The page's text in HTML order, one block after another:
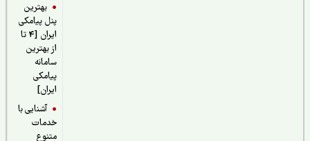
بهترین
پنل پیامکی
ایران [4 تا
از بهترین
سامانه
پیامکی
آشنایی با
خدمات